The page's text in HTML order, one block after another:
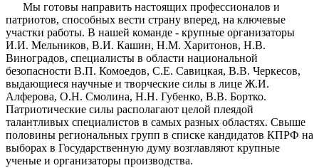
Мы готовы направить настоящих профессионалов и
патриотов, способных вести страну вперед, на ключевые
участки работы. В нашей команде - крупные организаторы
И.И. Мельников, В.И. Кашин, Н.М. Харитонов, Н.В.
Виноградов, специалисты в области национальной
безопасности В.П. Комоедов, С.Е. Савицкая, В.В. Черкесов,
выдающиеся научные и творческие силы в лице Ж.И.
Алферова, О.Н. Смолина, Н.Н. Губенко, В.В. Бортко.
Патриотические силы располагают целой плеядой
талантливых специалистов в самых разных областях. Свыше
половины региональных групп в списке кандидатов КПРФ на
выборах в Государственную думу возглавляют крупные
ученые и организаторы производства.